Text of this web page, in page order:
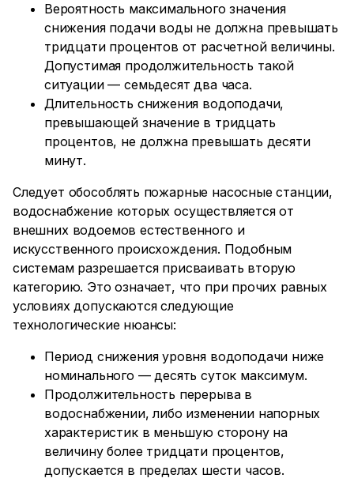
Вероятность максимального значения
снижения подачи воды не должна превышать
тридцати процентов от расчетной величины.
Допустимая продолжительность такой
ситуации — семьдесят два часа.
Длительность снижения водоподачи,
превышающей значение в тридцать
процентов, не должна превышать десяти
минут.
Следует обособлять пожарные насосные станции,
водоснабжение которых осуществляется от
внешних водоемов естественного и
искусственного происхождения. Подобным
системам разрешается присваивать вторую
категорию. Это означает, что при прочих равных
условиях допускаются следующие
технологические нюансы:
Период снижения уровня водоподачи ниже
номинального — десять суток максимум.
Продолжительность перерыва в
водоснабжении, либо изменении напорных
характеристик в меньшую сторону на
величину более тридцати процентов,
допускается в пределах шести часов.